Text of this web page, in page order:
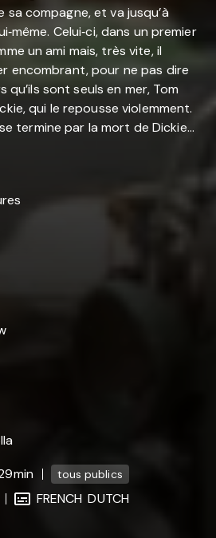
compagne, et va jusqu’à
Celui‐ci, dans un premier
un ami mais, très vite, il
encombrant, pour ne pas dire
qu’ils sont seuls en mer, Tom
qui le repousse violemment.
termine par la mort de Dickie…
tous publics
FRENCH DUTCH